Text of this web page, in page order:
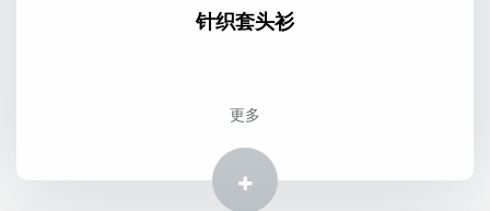
针织套头衫
更多